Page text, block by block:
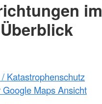
im
Überblick
Katastrophenschutz
Google Maps Ansicht